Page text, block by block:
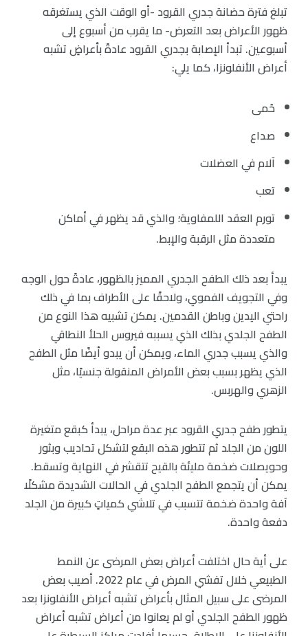
تبلغ فترة حضانة جدري القرود -أو الوقت الذي يستغرقه
ظهور الأعراض بعد التعرض- ما يقرب من أسبوع إلى
أسبوعين. تبدأ الإصابة بجدري القرود عادةً بأعراضٍ تشبه
أعراض الأنفلونزا، كما يلي:
حُمى
صداع
آلام في العضلات
تعب
تورم العقد اللمفاوية؛ والذي قد يظهر في أماكن
متعددة مثل الرقبة والإبط.
يبدأ بعد ذلك الطفح الجدري المميز بالظهور، عادةً حول الوجه
وفي التجويف الفموي، ولاحقًا على الأطراف بما في ذلك
راحتي اليدين وباطن القدمين. يمكن تشبيه هذا النوع من
الطفح الجلدي بذلك الذي يسببه فيروس الحلأ النطاقي
والذي يسبب جدري الماء، ويمكن أن يبدو أيضًا مثل الطفح
الذي يظهر بسبب بعض الأمراض المنقولة جنسيًا، مثل
الزهري والهربس.
يتطور طفح جدري القرود عبر عدة مراحل، يبدأ كبقع متغيرة
اللون من الجلد ثم تتطور هذه البقع لتشكل تحاديب وبثور
وحويصلات ضخمة مليئة بالقيح تتقشر في النهاية وتسقط.
يمكن أن يتجمع الطفح الجلدي في الحالات الشديدة مشكلًا
آفة واحدة ضخمة تتسبب في تلاشي كمياتٍ كبيرة من الجلد
دفعة واحدة.
على أية حال اختلفت أعراض بعض المرضى عن النمط
الطبيعي خلال تفشي المرض في عام 2022. أصيب بعض
المرضى على سبيل المثال بأعراض تشبه أعراض الأنفلونزا بعد
ظهور الطفح الجلدي أو لم يعانوا من أعراض تشبه أعراض